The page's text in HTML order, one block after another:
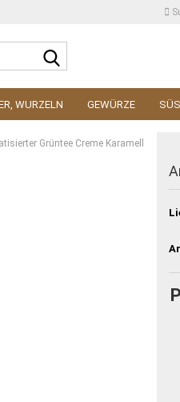
WURZELN GEWÜRZE
Grüntee Creme Karamell